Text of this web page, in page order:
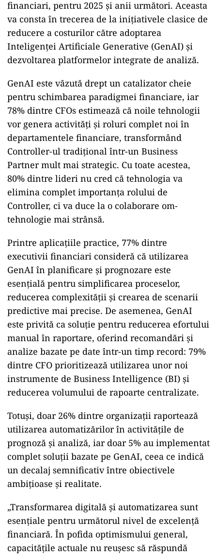
financiari, pentru 2025 și anii următori. Aceasta
va consta în trecerea de la inițiativele clasice de
reducere a costurilor către adoptarea
Inteligenței Artificiale Generative (GenAI) și
dezvoltarea platformelor integrate de analiză.
GenAI este văzută drept un catalizator cheie
pentru schimbarea paradigmei financiare, iar
78% dintre CFOs estimează că noile tehnologii
vor genera activități și roluri complet noi în
departamentele financiare, transformând
Controller-ul tradițional într-un Business
Partner mult mai strategic. Cu toate acestea,
80% dintre lideri nu cred că tehnologia va
elimina complet importanța rolului de
Controller, ci va duce la o colaborare om-
tehnologie mai strânsă.
Printre aplicațiile practice, 77% dintre
executivii financiari consideră că utilizarea
GenAI în planificare și prognozare este
esențială pentru simplificarea proceselor,
reducerea complexității și crearea de scenarii
predictive mai precise. De asemenea, GenAI
este privită ca soluție pentru reducerea efortului
manual în raportare, oferind recomandări și
analize bazate pe date într-un timp record: 79%
dintre CFO prioritizează utilizarea unor noi
instrumente de Business Intelligence (BI) și
reducerea volumului de rapoarte centralizate.
Totuși, doar 26% dintre organizații raportează
utilizarea automatizărilor în activitățile de
prognoză și analiză, iar doar 5% au implementat
complet soluții bazate pe GenAI, ceea ce indică
un decalaj semnificativ între obiectivele
ambițioase și realitate.
„Transformarea digitală și automatizarea sunt
esențiale pentru următorul nivel de excelență
financiară. În pofida optimismului general,
capacitățile actuale nu reușesc să răspundă